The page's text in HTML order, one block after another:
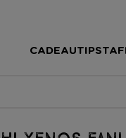
CADEAUTIPS